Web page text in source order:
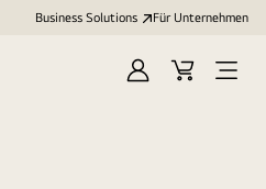
Business Solutions Für Unternehmen
Anmelden
Cart
Open